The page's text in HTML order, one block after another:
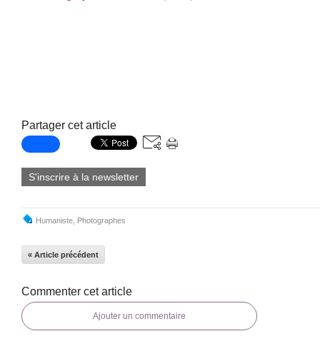
Partager cet article
S'inscrire à la newsletter
Humaniste Photographes
« Article précédent
Commenter cet article
Ajouter un commentaire